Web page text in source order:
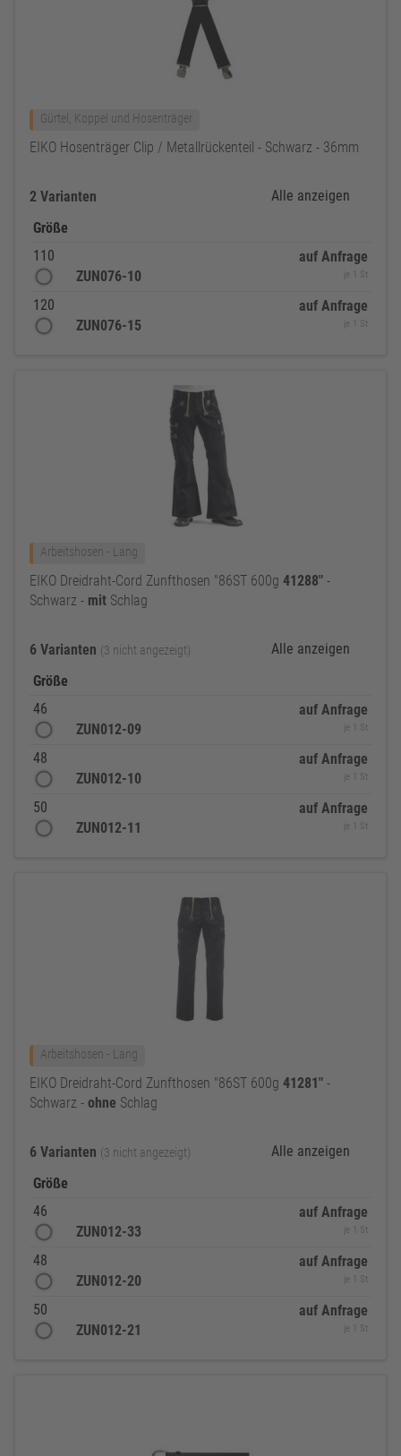
Gürtel, Koppel und Hosenträger
EIKO Hosenträger Clip / Metallrückenteil - Schwarz - 36mm
2 Varianten
Alle anzeigen
Größe
110
ZUN076-10
auf Anfrage
je 1 St
120
ZUN076-15
auf Anfrage
je 1 St
Arbeitshosen - Lang
EIKO Dreidraht-Cord Zunfthosen "86ST 600g 41288" -
Schwarz - mit Schlag
6 Varianten (3 nicht angezeigt)
Alle anzeigen
Größe
46
ZUN012-09
auf Anfrage
je 1 St
48
ZUN012-10
auf Anfrage
je 1 St
50
ZUN012-11
auf Anfrage
je 1 St
Arbeitshosen - Lang
EIKO Dreidraht-Cord Zunfthosen "86ST 600g 41281" -
Schwarz - ohne Schlag
6 Varianten (3 nicht angezeigt)
Alle anzeigen
Größe
46
ZUN012-33
auf Anfrage
je 1 St
48
ZUN012-20
auf Anfrage
je 1 St
50
ZUN012-21
auf Anfrage
je 1 St